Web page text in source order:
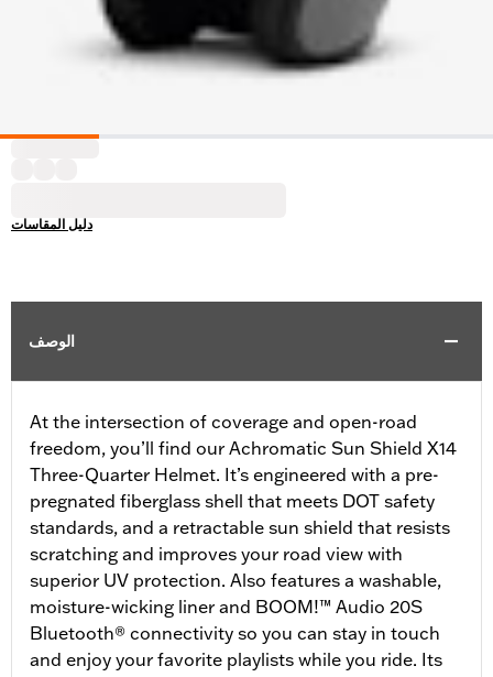
دليل المقاسات
الوصف
At the intersection of coverage and open-road
freedom, you’ll find our Achromatic Sun Shield X14
Three-Quarter Helmet. It’s engineered with a pre-
pregnated fiberglass shell that meets DOT safety
standards, and a retractable sun shield that resists
scratching and improves your road view with
superior UV protection. Also features a washable,
moisture-wicking liner and BOOM!™ Audio 20S
Bluetooth® connectivity so you can stay in touch
and enjoy your favorite playlists while you ride. Its